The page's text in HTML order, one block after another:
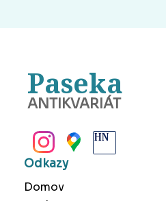
Paseka
ANTIKVARIÁT
Odkazy
Domov